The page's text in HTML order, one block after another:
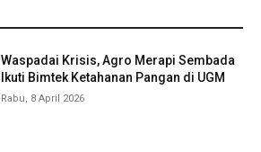
Waspadai Krisis, Agro Merapi Sembada
Ikuti Bimtek Ketahanan Pangan di UGM
Rabu, 8 April 2026